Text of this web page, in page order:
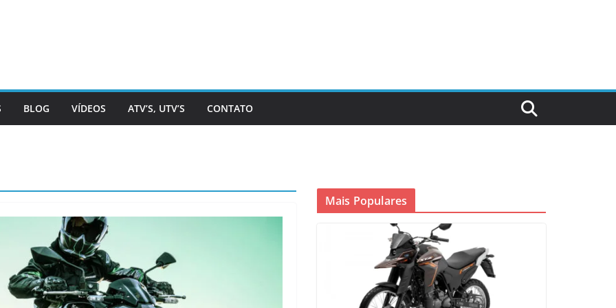
BLOG VÍDEOS ATV’S, UTV’S CONTATO
Mais Populares